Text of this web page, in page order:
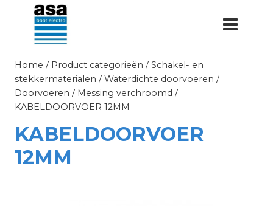
Doorgaan
inhoud
Home / Product categorieën / Schakel- en
stekkermaterialen / Waterdichte doorvoeren /
Doorvoeren / Messing verchroomd /
KABELDOORVOER 12MM
KABELDOORVOER
12MM